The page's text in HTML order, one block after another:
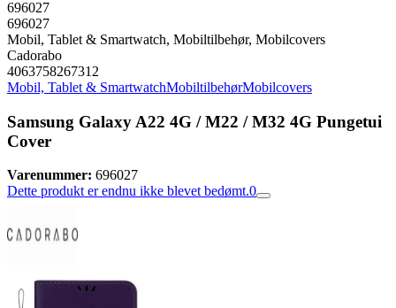
696027
696027
Mobil, Tablet & Smartwatch, Mobiltilbehør, Mobilcovers
Cadorabo
4063758267312
Mobil, Tablet & SmartwatchMobiltilbehørMobilcovers
Samsung Galaxy A22 4G / M22 / M32 4G Pungetui
Cover
Varenummer: 696027
Dette produkt er endnu ikke blevet bedømt.0